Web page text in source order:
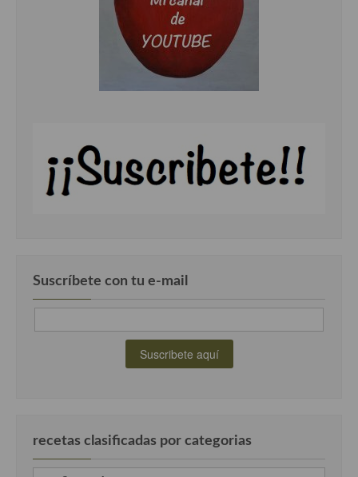
Suscríbete con tu e-mail
recetas clasificadas por categorias
recetas